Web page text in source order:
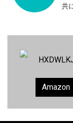
共
Amazon